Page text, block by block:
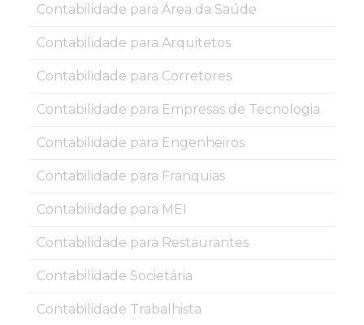
Contabilidade para Área da Saúde
Contabilidade para Arquitetos
Contabilidade para Corretores
Contabilidade para Empresas de Tecnologia
Contabilidade para Engenheiros
Contabilidade para Franquias
Contabilidade para MEI
Contabilidade para Restaurantes
Contabilidade Societária
Contabilidade Trabalhista